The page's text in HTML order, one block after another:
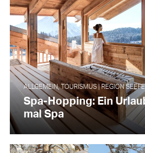
ALLGEMEIN, TOURISMUS | REGION
Spa-Hopping: Ein
mal Spa